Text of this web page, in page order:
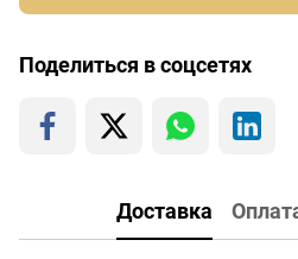
Поделиться в соцсетях
Доставка